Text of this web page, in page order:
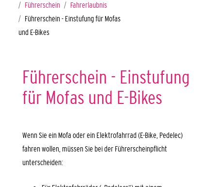
Führerschein
Fahrerlaubnis
Führerschein - Einstufung für Mofas
und E-Bikes
Führerschein - Einstufung
für Mofas und E-Bikes
Wenn Sie ein Mofa oder ein Elektrofahrrad (E-Bike, Pedelec)
fahren wollen, müssen Sie bei der Führerscheinpflicht
unterscheiden: